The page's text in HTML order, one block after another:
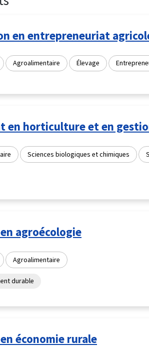
en entrepreneuriat
Agroalimentaire Élevage
en horticulture et en
Sciences biologiques et chimiques
agroécologie
Agroalimentaire
durable
économie rurale